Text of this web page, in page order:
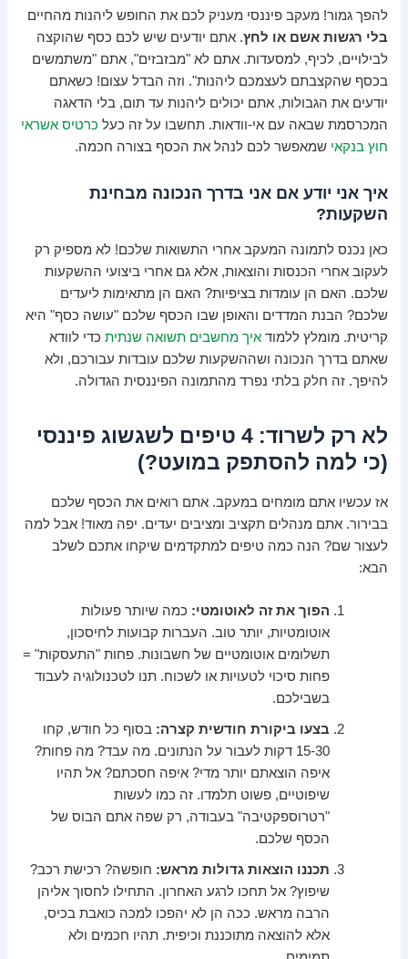
להפך גמור! מעקב פיננסי מעניק לכם את החופש ליהנות מהחיים
בלי רגשות אשם או לחץ. אתם יודעים שיש לכם כסף שהוקצה
לבילויים, לכיף, למסעדות. אתם לא "מבזבזים", אתם "משתמשים
בכסף שהקצבתם לעצמכם ליהנות". וזה הבדל עצום! כשאתם
יודעים את הגבולות, אתם יכולים ליהנות עד תום, בלי הדאגה
המכרסמת שבאה עם אי-וודאות. תחשבו על זה כעל כרטיס אשראי
חוץ בנקאי שמאפשר לכם לנהל את הכסף בצורה חכמה.
איך אני יודע אם אני בדרך הנכונה מבחינת
השקעות?
כאן נכנס לתמונה המעקב אחרי התשואות שלכם! לא מספיק רק
לעקוב אחרי הכנסות והוצאות, אלא גם אחרי ביצועי ההשקעות
שלכם. האם הן עומדות בציפיות? האם הן מתאימות ליעדים
שלכם? הבנת המדדים והאופן שבו הכסף שלכם "עושה כסף" היא
קריטית. מומלץ ללמודאיך מחשבים תשואה שנתית כדי לוודא
שאתם בדרך הנכונה ושההשקעות שלכם עובדות עבורכם, ולא
להיפך. זה חלק בלתי נפרד מהתמונה הפיננסית הגדולה.
לא רק לשרוד: 4 טיפים לשגשוג פיננסי
(כי למה להסתפק במועט?)
אז עכשיו אתם מומחים במעקב. אתם רואים את הכסף שלכם
בבירור. אתם מנהלים תקציב ומציבים יעדים. יפה מאוד! אבל למה
לעצור שם? הנה כמה טיפים למתקדמים שיקחו אתכם לשלב
הבא:
הפוך את זה לאוטומטי: כמה שיותר פעולות
אוטומטיות, יותר טוב. העברות קבועות לחיסכון,
תשלומים אוטומטיים של חשבונות. פחות "התעסקות" =
פחות סיכוי לטעויות או לשכוח. תנו לטכנולוגיה לעבוד
בשבילכם.
בצעו ביקורת חודשית קצרה: בסוף כל חודש, קחו
15-30 דקות לעבור על הנתונים. מה עבד? מה פחות?
איפה הוצאתם יותר מדי? איפה חסכתם? אל תהיו
שיפוטיים, פשוט תלמדו. זה כמו לעשות
"רטרוספקטיבה" בעבודה, רק שפה אתם הבוס של
הכסף שלכם.
תכננו הוצאות גדולות מראש: חופשה? רכישת רכב?
שיפוץ? אל תחכו לרגע האחרון. התחילו לחסוך אליהן
הרבה מראש. ככה הן לא יהפכו למכה כואבת בכיס,
אלא להוצאה מתוכננת וכיפית. תהיו חכמים ולא